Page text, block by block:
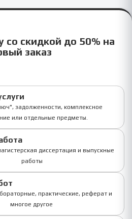
со скидкой до 50% на
заказ
задолженности, комплексное
или отдельные предметы.
диссертация и выпускные
работы
практические, реферат и
многое другое